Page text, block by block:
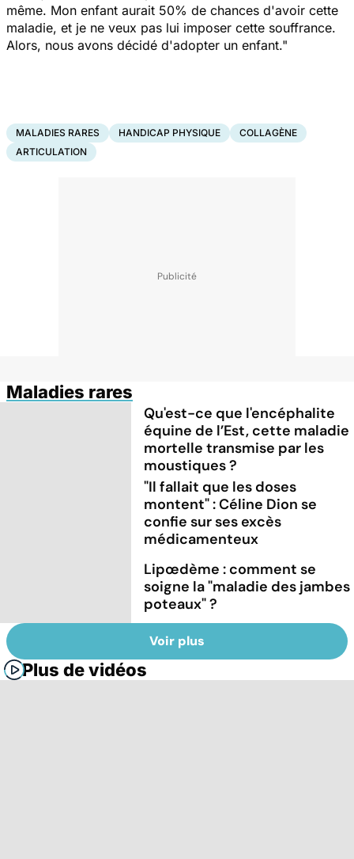
même. Mon enfant aurait 50% de chances d'avoir cette
maladie, et je ne veux pas lui imposer cette souffrance.
Alors, nous avons décidé d'adopter un enfant."
MALADIES RARES HANDICAP PHYSIQUE
COLLAGÈNE
ARTICULATION
Maladies rares
Qu'est-ce que l'encéphalite
équine de l’Est, cette maladie
mortelle transmise par les
moustiques ?
"Il fallait que les doses
montent" : Céline Dion se
confie sur ses excès
médicamenteux
Lipœdème : comment se
soigne la "maladie des jambes
poteaux" ?
Voir plus
Plus de vidéos